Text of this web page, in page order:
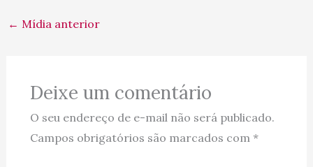
← Mídia anterior
Deixe um comentário
O seu endereço de e-mail não será publicado.
Campos obrigatórios são marcados com *